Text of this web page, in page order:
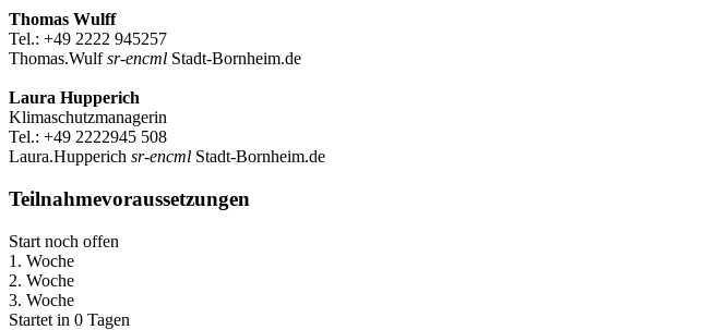
Thomas Wulff
Tel.: +49 2222 945257
Thomas.Wulfsr-encml Stadt-Bornheim.de
Laura Hupperich
Klimaschutzmanagerin
Tel.: +49 2222945 508
Laura.Hupperich sr-encml Stadt-Bornheim.de
Teilnahmevoraussetzungen
Start noch offen
1. Woche
2. Woche
3. Woche
Startet in 0 Tagen